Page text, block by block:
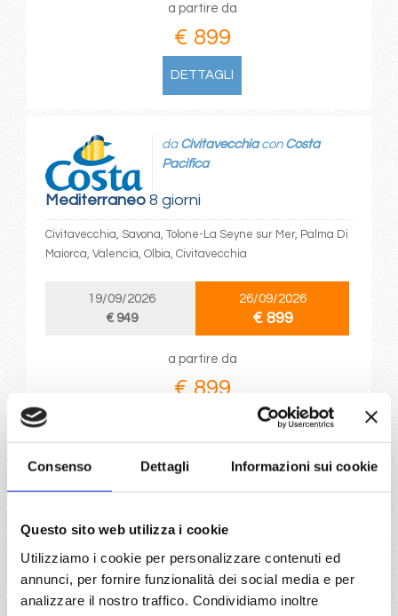
Consenso Dettagli Informazioni sui cookie
Questo sito web utilizza i cookie
Utilizziamo i cookie per personalizzare contenuti ed
annunci, per fornire funzionalità dei social media e per
analizzare il nostro traffico. Condividiamo inoltre
a partire da
€ 899
DETTAGLI
Mediterraneo8 giorni
da Civitavecchiacon Costa
Pacifica
Civitavecchia, Savona, Tolone-La Seyne sur Mer, Palma Di
Maiorca, Valencia, Olbia, Civitavecchia
19/09/2026
€ 949
26/09/2026
€ 899
a partire da
€ 899
Mediterraneo 8 giorni
daSavonaconCosta Pacifica
Savona, Tolone-La Seyne sur Mer, Palma Di Maiorca,
Valencia, Olbia, Civitavecchia, Savona